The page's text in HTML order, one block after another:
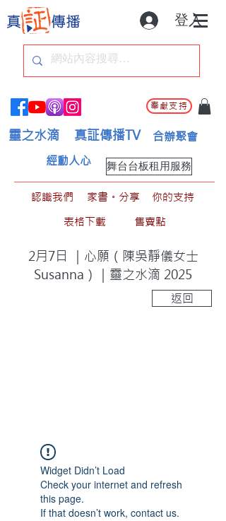
登入
奉獻支持
靈之水滴 真証傳播TV 合辦聚會
舞台台板租用服務
經動人心
認識我們 家書。分享
你的支持
表格下載
售賣點
2月7日 ｜心願（陳吳靜儀女士
Susanna）｜靈之水滴 2025
返回
Widget Didn’t Load
Check your internet and refresh
this page.
If that doesn’t work, contact us.